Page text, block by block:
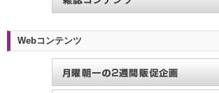
Webコンテンツ